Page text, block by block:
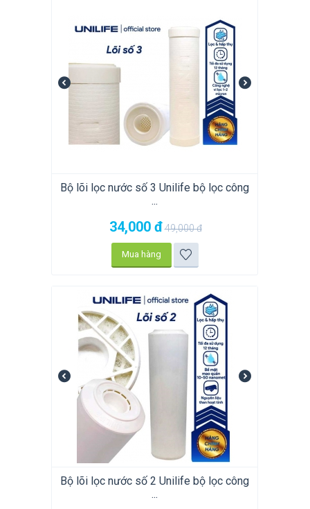
Bộ lõi lọc nước số 3 Unilife bộ lọc công
...
34,000 đ49,000đ
Mua hàng
Bộ lõi lọc nước số 2 Unilife bộ lọc công
...